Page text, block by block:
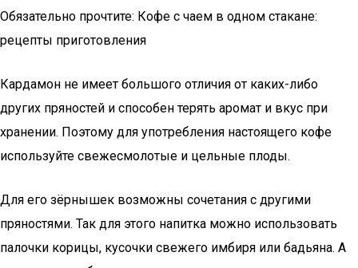
Обязательно прочтите: Кофе с чаем в одном стакане:
рецепты приготовления
Кардамон не имеет большого отличия от каких-либо
других пряностей и способен терять аромат и вкус при
хранении. Поэтому для употребления настоящего кофе
используйте свежесмолотые и цельные плоды.
Для его зёрнышек возможны сочетания с другими
пряностями. Так для этого напитка можно использовать
палочки корицы, кусочки свежего имбиря или бадьяна. А